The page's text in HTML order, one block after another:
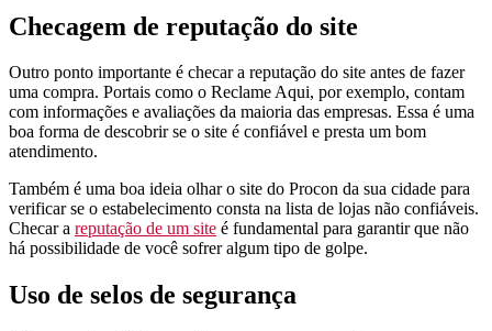
Checagem de reputação do site
Outro ponto importante é checar a reputação do site antes de fazer
uma compra. Portais como o Reclame Aqui, por exemplo, contam
com informações e avaliações da maioria das empresas. Essa é uma
boa forma de descobrir se o site é confiável e presta um bom
atendimento.
Também é uma boa ideia olhar o site do Procon da sua cidade para
verificar se o estabelecimento consta na lista de lojas não confiáveis.
Checar a reputação de um site é fundamental para garantir que não
há possibilidade de você sofrer algum tipo de golpe.
Uso de selos de segurança